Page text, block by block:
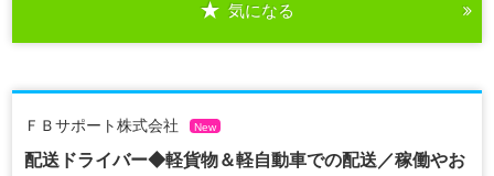
気になる
ＦＢサポート株式会社 New
配送ドライバー◆軽貨物＆軽自動車での配送／稼働やお